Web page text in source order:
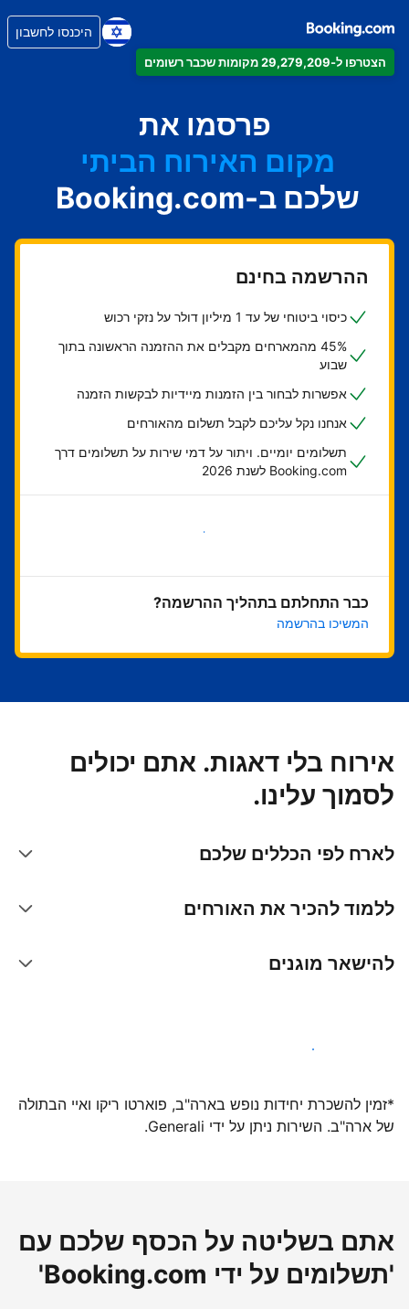
הצטרפו ל-29,279,209 מקומות שכבר רשומים
היכנסו לחשבון
פרסמו את
הדירה
המלון
מקום האירוח הביתי
בית ההארחה
ה-B&B
שלכם ב-Booking.com
ההרשמה בחינם
כיסוי ביטוחי של עד 1 מיליון דולר על נזקי רכוש
45% מהמארחים מקבלים את ההזמנה הראשונה בתוך
שבוע
אפשרות לבחור בין הזמנות מיידיות לבקשות הזמנה
אנחנו נקל עליכם לקבל תשלום מהאורחים
תשלומים יומיים. ויתור על דמי שירות על תשלומים דרך
Booking.com לשנת 2026
בואו נתחיל
כבר התחלתם בתהליך ההרשמה?
המשיכו בהרשמה
אירוח בלי דאגות. אתם יכולים
לסמוך עלינו.
לארח לפי הכללים שלכם
ללמוד להכיר את האורחים
להישאר מוגנים
הצטרפו אלינו עוד היום
*זמין להשכרת יחידות נופש בארה"ב, פוארטו ריקו ואיי הבתולה
של ארה"ב. השירות ניתן על ידי Generali.
אתם בשליטה על הכסף שלכם עם
'תשלומים על ידי Booking.com'